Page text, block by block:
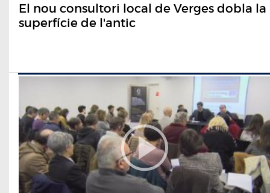
El nou consultori local de Verges dobla la
superfície de l'antic